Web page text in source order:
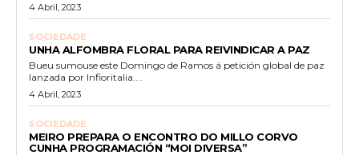
4 Abril, 2023
SOCIEDADE
UNHA ALFOMBRA FLORAL PARA REIVINDICAR A PAZ
Bueu sumouse este Domingo de Ramos á petición global de paz
lanzada por Infioritalia....
4 Abril, 2023
SOCIEDADE
MEIRO PREPARA O ENCONTRO DO MILLO CORVO
CUNHA PROGRAMACIÓN “MOI DIVERSA”